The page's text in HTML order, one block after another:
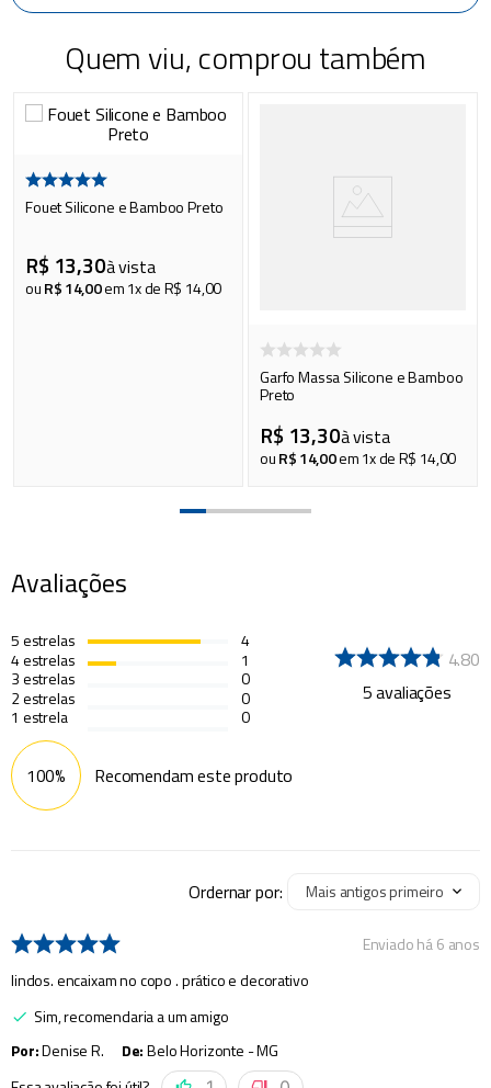
Quem viu, comprou também
Fouet Silicone e Bamboo Preto
R$ 13,30à vista
ouR$14,00em1x deR$ 14,00
Garfo Massa Silicone e Bamboo
Preto
R$ 13,30à vista
ouR$14,00em1x deR$ 14,00
Avaliações
5estrelas
4estrelas
3estrelas
2estrelas
1 estrela
4
1
0
0
0
4.80
5avaliações
100% Recomendam este produto
Ordernar por: Mais antigos primeiro
Enviado há6 anos
lindos. encaixam no copo . prático e decorativo
Sim, recomendaria a um amigo
Por:Denise R. De:Belo Horizonte - MG